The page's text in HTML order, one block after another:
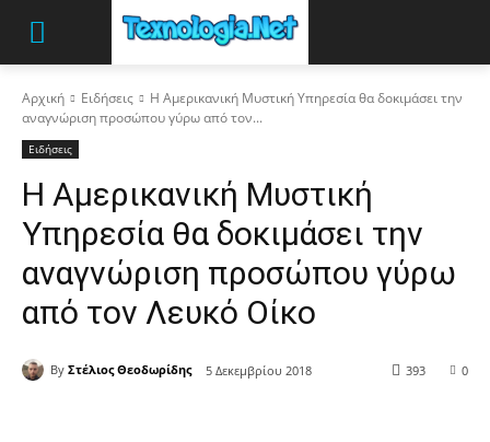
Αρχική Ειδήσεις
Η Αμερικανική Μυστική Υπηρεσία θα δοκιμάσει την
αναγνώριση προσώπου γύρω από τον...
Ειδήσεις
Η Αμερικανική Μυστική
Υπηρεσία θα δοκιμάσει την
αναγνώριση προσώπου γύρω
από τον Λευκό Οίκο
By Στέλιος Θεοδωρίδης 5 Δεκεμβρίου 2018 0
393